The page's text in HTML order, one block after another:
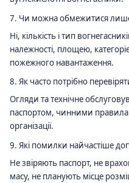
7. Чи можна обмежитися
Ні, кількість і тип
належності, площею,
пожежного навантаження.
8. Як часто потрібно
Огляди та технічне
паспортом, чинними
організації.
9. Які помилки найчастіше
Не звіряють паспорт, не
масу, не планують місце